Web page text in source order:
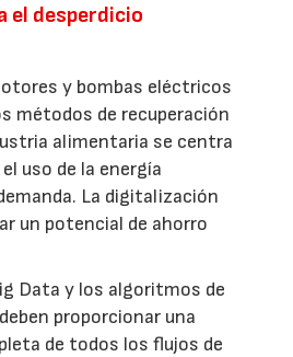
el desperdicio
y bombas eléctricos
métodos de recuperación
alimentaria se centra
uso de la energía
La digitalización
un potencial de ahorro
Data y los algoritmos de
proporcionar una
de todos los flujos de